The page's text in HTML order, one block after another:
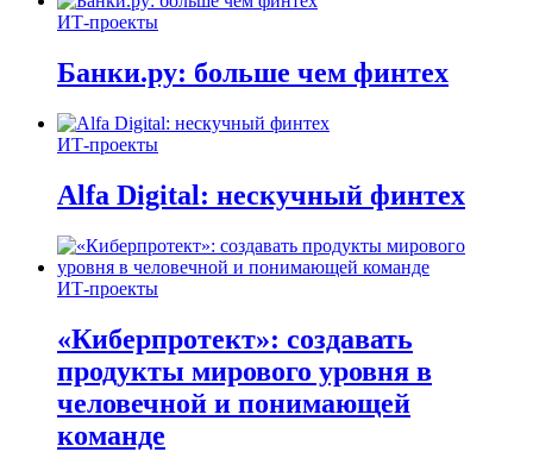
ИТ-проекты
Банки.ру: больше чем финтех
ИТ-проекты
Alfa Digital: нескучный финтех
ИТ-проекты
«Киберпротект»: создавать
продукты мирового уровня в
человечной и понимающей
команде